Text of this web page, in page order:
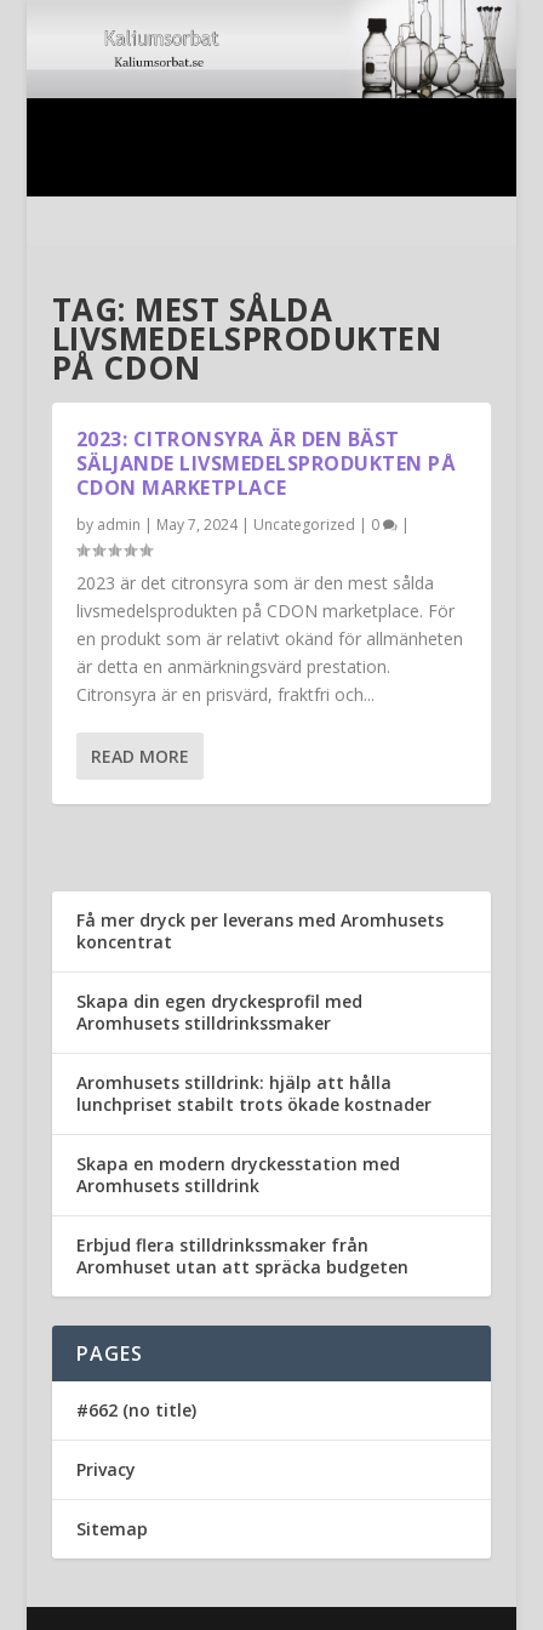
TAG: MEST SÅLDA
LIVSMEDELSPRODUKTEN
PÅ CDON
2023: CITRONSYRA ÄR DEN BÄST
SÄLJANDE LIVSMEDELSPRODUKTEN PÅ
CDON MARKETPLACE
by admin | May 7, 2024| Uncategorized | 0 |
2023 är det citronsyra som är den mest sålda
livsmedelsprodukten på CDON marketplace. För
en produkt som är relativt okänd för allmänheten
är detta en anmärkningsvärd prestation.
Citronsyra är en prisvärd, fraktfri och...
READ MORE
Få mer dryck per leverans med Aromhusets
koncentrat
Skapa din egen dryckesprofil med
Aromhusets stilldrinkssmaker
Aromhusets stilldrink: hjälp att hålla
lunchpriset stabilt trots ökade kostnader
Skapa en modern dryckesstation med
Aromhusets stilldrink
Erbjud flera stilldrinkssmaker från
Aromhuset utan att spräcka budgeten
PAGES
#662 (no title)
Privacy
Sitemap